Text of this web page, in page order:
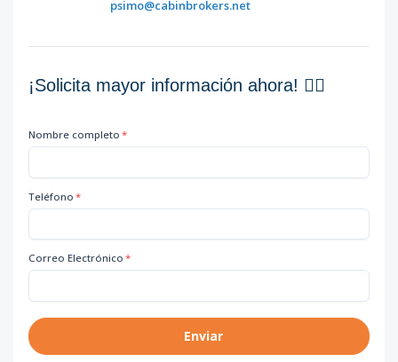
psimo@cabinbrokers.net
¡Solicita mayor información ahora! 👇🏽
Nombre completo *
Teléfono *
Correo Electrónico *
Enviar